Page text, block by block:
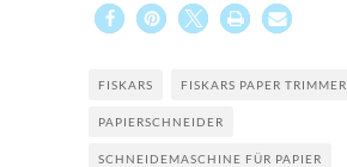
FISKARS FISKARS PAPER TRIMMER
PAPIERSCHNEIDER
SCHNEIDEMASCHINE FÜR PAPIER